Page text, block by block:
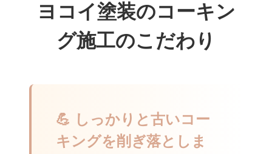
ヨコイ塗装のコーキン
グ施工のこだわり
💪 しっかりと古いコー
キングを削ぎ落としま